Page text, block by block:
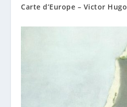
Carte d’Europe – Victor Hugo